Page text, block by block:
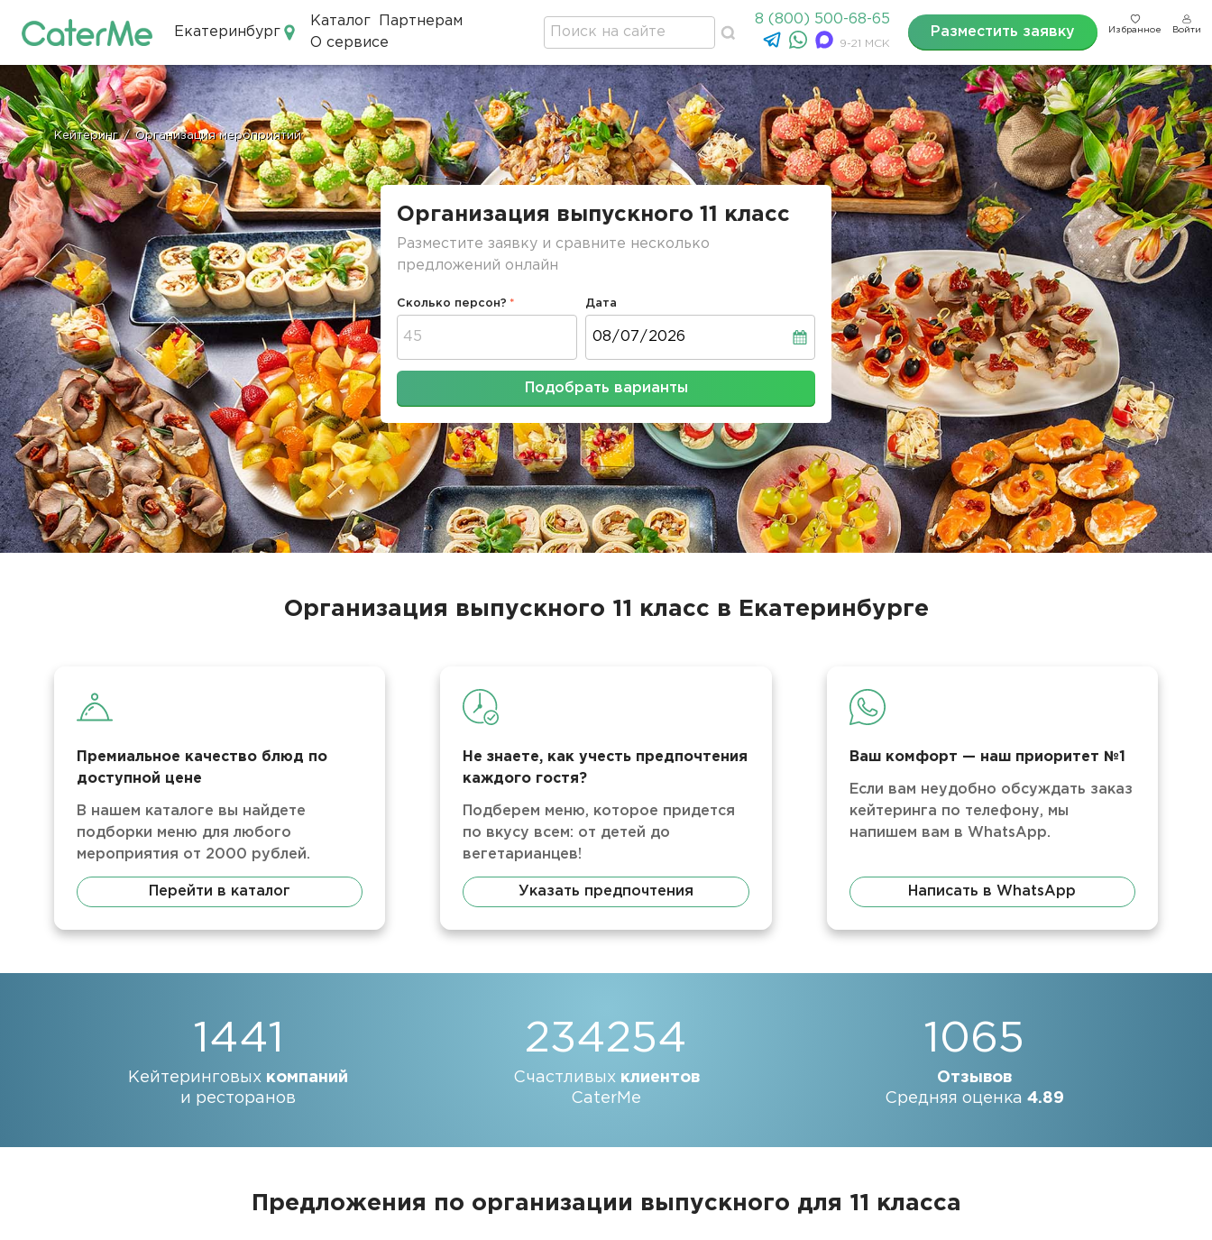
Екатеринбург
Каталог
Партнерам
О сервисе
8 (800) 500-68-65
9-21 МСК
Разместить заявку Избранное Войти
Строка
навигации
Кейтеринг / Организация мероприятий
Организация выпускного 11 класс
Разместите заявку и сравните несколько
предложений онлайн
Сколько персон? Дата
Подобрать варианты
Организация выпускного 11 класс в Екатеринбурге
Премиальное качество блюд по
доступной цене
В нашем каталоге вы найдете
подборки меню для любого
мероприятия от 2000 рублей.
Перейти в каталог
Не знаете, как учесть предпочтения
каждого гостя?
Подберем меню, которое придется
по вкусу всем: от детей до
вегетарианцев!
Указать предпочтения
Ваш комфорт — наш приоритет №1
Если вам неудобно обсуждать заказ
кейтеринга по телефону, мы
напишем вам в WhatsApp.
Написать в WhatsApp
1441
Кейтеринговых компаний
и ресторанов
234254
Счастливых клиентов
CaterMe
1065
Отзывов
Средняя оценка 4.89
Предложения по организации выпускного для 11 класса